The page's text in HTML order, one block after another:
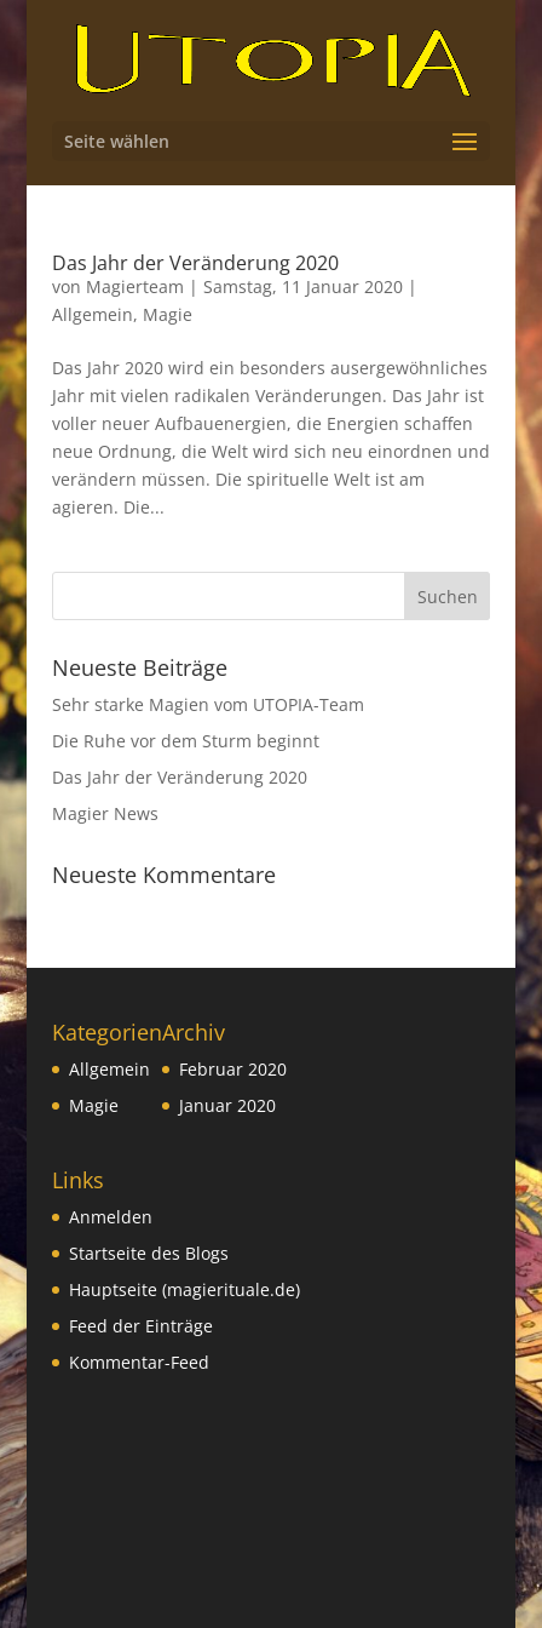
Seite wählen
Das Jahr der Veränderung 2020
von Magierteam | Samstag, 11 Januar 2020|
Allgemein, Magie
Das Jahr 2020 wird ein besonders ausergewöhnliches
Jahr mit vielen radikalen Veränderungen. Das Jahr ist
voller neuer Aufbauenergien, die Energien schaffen
neue Ordnung, die Welt wird sich neu einordnen und
verändern müssen. Die spirituelle Welt ist am
agieren. Die...
Neueste Beiträge
Sehr starke Magien vom UTOPIA-Team
Die Ruhe vor dem Sturm beginnt
Das Jahr der Veränderung 2020
Magier News
Neueste Kommentare
Kategorien
Allgemein
Magie
Archiv
Februar 2020
Januar 2020
Links
Anmelden
Startseite des Blogs
Hauptseite (magierituale.de)
Feed der Einträge
Kommentar-Feed